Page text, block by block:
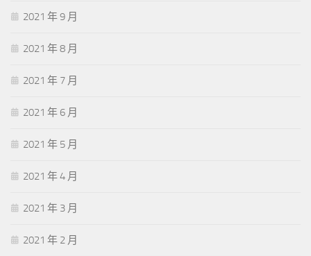
2021 年 9 月
2021 年 8 月
2021 年 7 月
2021 年 6 月
2021 年 5 月
2021 年 4 月
2021 年 3 月
2021 年 2 月